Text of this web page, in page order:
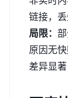
链接，
局限：
原因无快
差异显著